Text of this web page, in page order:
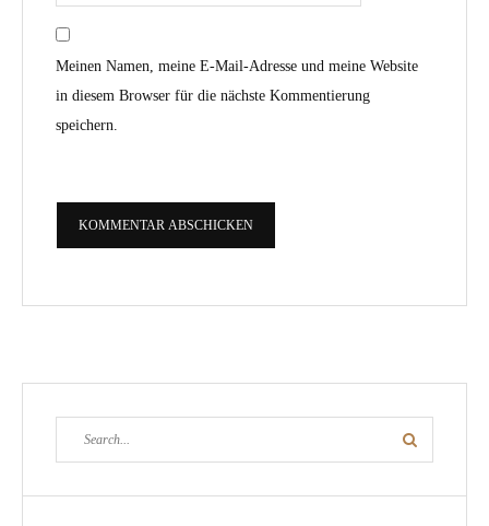
Meinen Namen, meine E-Mail-Adresse und meine Website
in diesem Browser für die nächste Kommentierung
speichern.
Search
for:
Search